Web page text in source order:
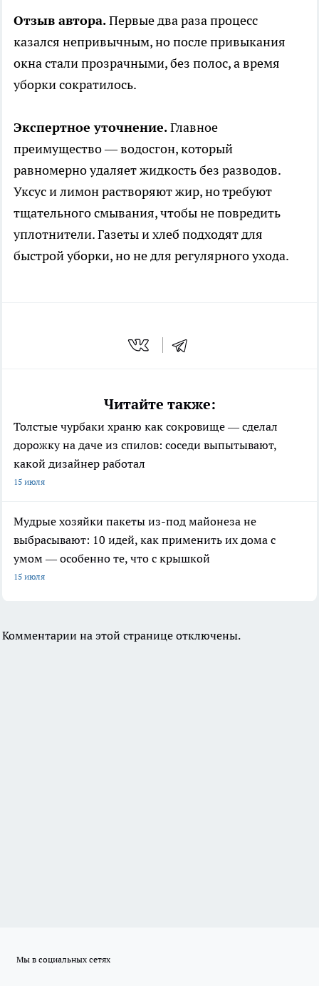
Отзыв автора.Первые два раза процесс
казался непривычным, но после привыкания
окна стали прозрачными, без полос, а время
уборки сократилось.
Экспертное уточнение.Главное
преимущество — водосгон, который
равномерно удаляет жидкость без разводов.
Уксус и лимон растворяют жир, но требуют
тщательного смывания, чтобы не повредить
уплотнители. Газеты и хлеб подходят для
быстрой уборки, но не для регулярного ухода.
Читайте также:
Толстые чурбаки храню как сокровище — сделал
дорожку на даче из спилов: соседи выпытывают,
какой дизайнер работал
15 июля
Мудрые хозяйки пакеты из-под майонеза не
выбрасывают: 10 идей, как применить их дома с
умом — особенно те, что с крышкой
15 июля
Комментарии на этой странице отключены.
Мы в социальных сетях